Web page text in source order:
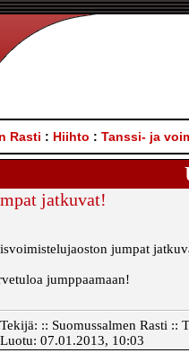
Rasti : Hiihto : Tanssi- ja
jatkuvat!
jumpat
jumppaamaan!
Tekijä: :: Suomussalmen Rasti ::
Luotu: 07.01.2013, 10:03